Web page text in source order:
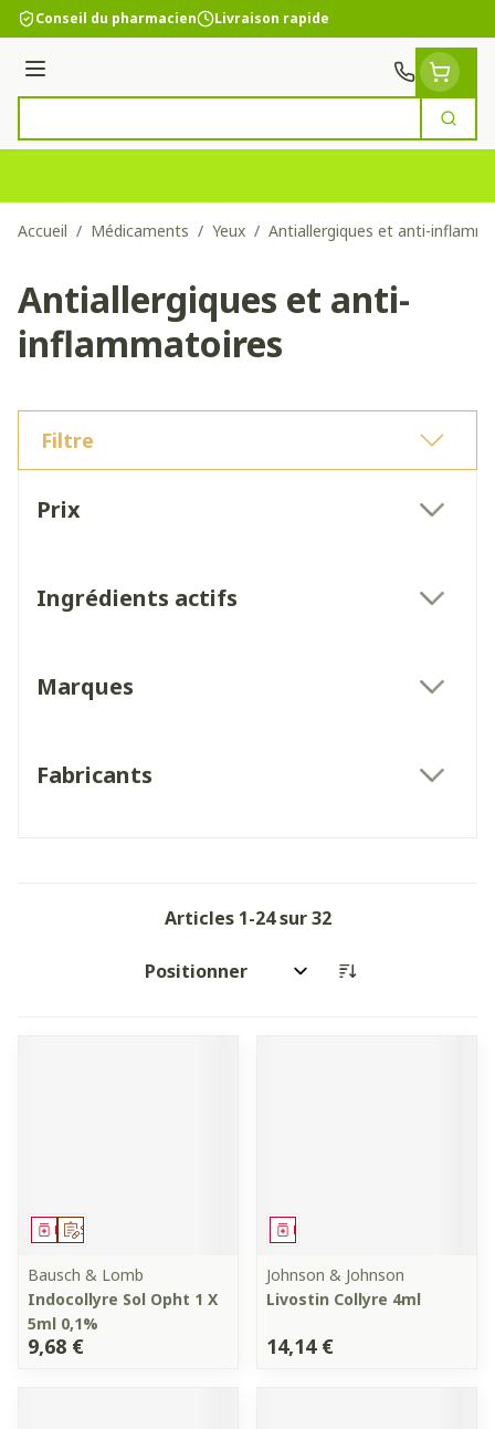
Aller au contenu
Conseil du pharmacien Livraison rapide
Menu
Accueil / Médicaments / Yeux / Antiallergiques et anti-
Antiallergiques et anti-
inflammatoires
Filtre
Prix
Ingrédients actifs
Marques
Fabricants
Articles 1-24sur32
Trier par:
Sur prescription
Médicament
Bausch & Lomb
Indocollyre Sol Opht 1 X
5ml 0,1%
9,68 €
Médicament
Johnson & Johnson
Livostin Collyre 4ml
14,14 €